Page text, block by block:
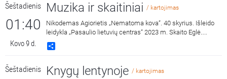
Šeštadienis
01:40
Kovo 9 d.
Muzika ir skaitiniai / kartojimas
Nikodemas Agiorietis „Nematoma kova“. 40 skyrius. Išleido
leidykla „Pasaulio lietuvių centras“ 2023 m. Skaito Eglė
Šiliūnienė.
Šeštadienis Knygų lentynoje / kartojimas